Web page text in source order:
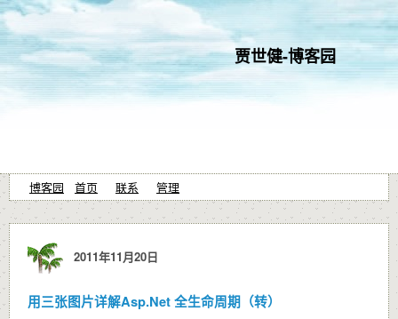
贾世健-博客园
博客园 首页 联系 管理
2011年11月20日
用三张图片详解Asp.Net 全生命周期（转）